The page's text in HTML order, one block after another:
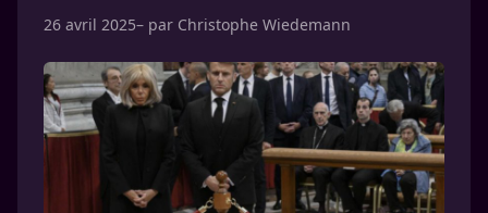
26 avril 2025– par Christophe Wiedemann